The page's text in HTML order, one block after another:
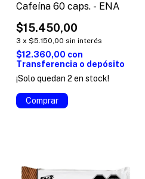
Cafeína 60 caps. - ENA
$15.450,00
3 x $5.150,00 sin interés
$12.360,00 con
Transferencia o depósito
¡Solo quedan 2 en stock!